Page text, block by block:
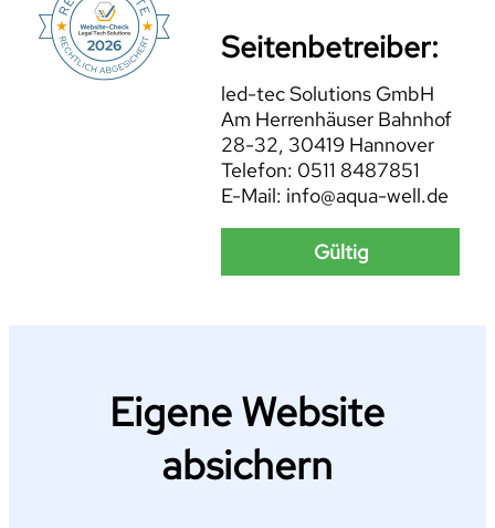
Seitenbetreiber:
led-tec Solutions GmbH
Am Herrenhäuser Bahnhof
28-32, 30419 Hannover
Telefon: 0511 8487851
E-Mail: info@aqua-well.de
Gültig
Eigene Website
absichern